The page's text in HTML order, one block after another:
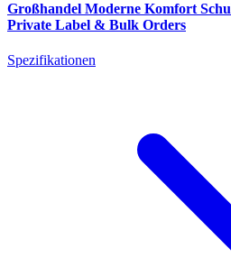
Großhandel Moderne Komfort
Private Label & Bulk Orders
Spezifikationen